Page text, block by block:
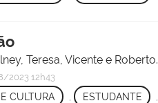
Teresa, Vicente e Roberto.
2023 12h43
CULTURA ESTUDANTE